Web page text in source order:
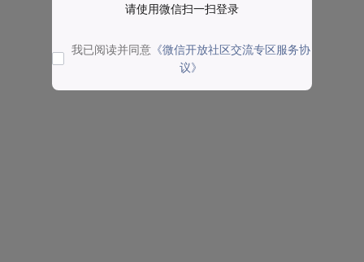
请使用微信扫一扫登录
我已阅读并同意 《微信开放社区交流专区服务协
议》